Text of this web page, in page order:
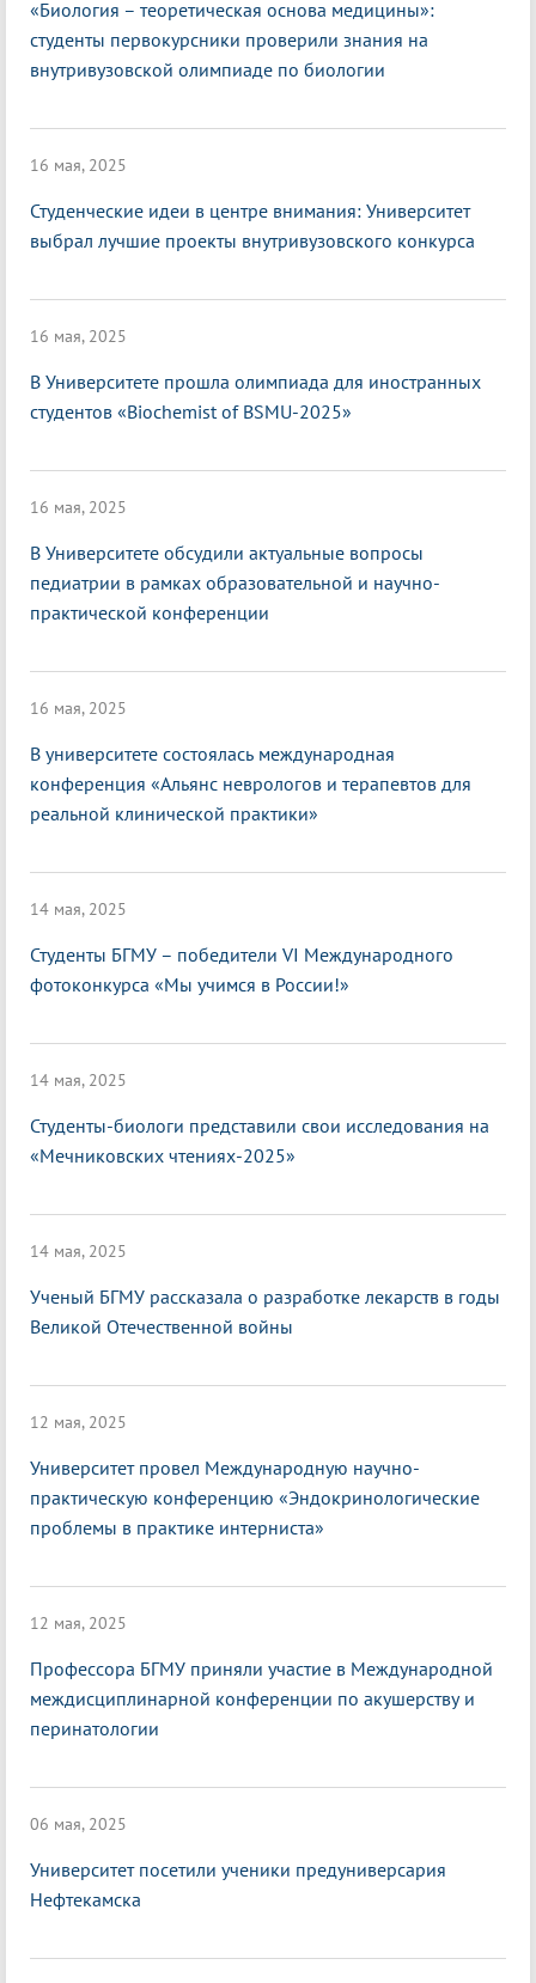
«Биология – теоретическая основа медицины»:
студенты первокурсники проверили знания на
внутривузовской олимпиаде по биологии
16 мая, 2025
Студенческие идеи в центре внимания: Университет
выбрал лучшие проекты внутривузовского конкурса
16 мая, 2025
В Университете прошла олимпиада для иностранных
студентов «Biochemist of BSMU-2025»
16 мая, 2025
В Университете обсудили актуальные вопросы
педиатрии в рамках образовательной и научно-
практической конференции
16 мая, 2025
В университете состоялась международная
конференция «Альянс неврологов и терапевтов для
реальной клинической практики»
14 мая, 2025
Студенты БГМУ – победители VI Международного
фотоконкурса «Мы учимся в России!»
14 мая, 2025
Студенты-биологи представили свои исследования на
«Мечниковских чтениях-2025»
14 мая, 2025
Ученый БГМУ рассказала о разработке лекарств в годы
Великой Отечественной войны
12 мая, 2025
Университет провел Международную научно-
практическую конференцию «Эндокринологические
проблемы в практике интерниста»
12 мая, 2025
Профессора БГМУ приняли участие в Международной
междисциплинарной конференции по акушерству и
перинатологии
06 мая, 2025
Университет посетили ученики предуниверсария
Нефтекамска